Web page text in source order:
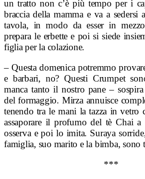
un tratto non c’è più tempo per i
braccia della mamma e va a sedersi
tavola, in modo da esser in
prepara le erbette e poi si siede
figlia per la colazione.
– Questa domenica potremmo
e barbari, no? Questi Crumpet
manca tanto il nostro pane –
del formaggio. Mirza annuisce
tenendo tra le mani la tazza in vetro
assaporare il profumo del tè Chai
osserva e poi lo imita. Suraya
famiglia, suo marito e la bimba, sono
***